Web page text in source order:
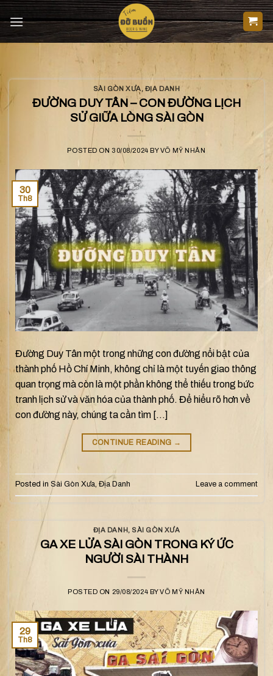
Skip
to
content
SÀI GÒN XƯA, ĐỊA DANH
ĐƯỜNG DUY TÂN – CON ĐƯỜNG LỊCH
SỬ GIỮA LÒNG SÀI GÒN
POSTED ON 30/08/2024 BYVÕ MỸ NHÂN
30
Th8
Đường Duy Tân một trong những con đường nổi bật của
thành phố Hồ Chí Minh, không chỉ là một tuyến giao thông
quan trọng mà còn là một phần không thể thiếu trong bức
tranh lịch sử và văn hóa của thành phố. Để hiểu rõ hơn về
con đường này, chúng ta cần tìm […]
CONTINUE READING →
Posted in Sài Gòn Xưa, Địa Danh Leave a comment
ĐỊA DANH, SÀI GÒN XƯA
GA XE LỬA SÀI GÒN TRONG KÝ ỨC
NGƯỜI SÀI THÀNH
POSTED ON 29/08/2024 BYVÕ MỸ NHÂN
29
Th8